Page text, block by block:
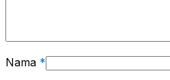
Nama *